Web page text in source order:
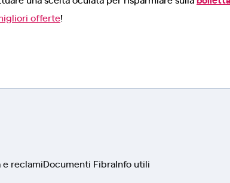
offerte!
reclamiDocumenti FibraInfo utili